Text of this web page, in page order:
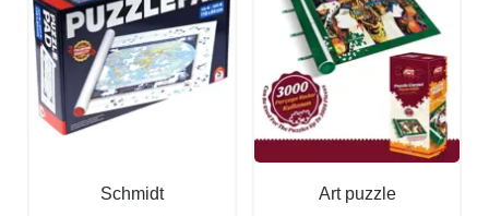
Schmidt
Art puzzle